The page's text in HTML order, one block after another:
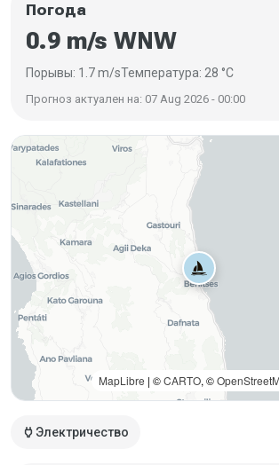
power Электричество
Погода
0.9 m/s WNW
Порывы: 1.7 m/sТемпература: 28 °C
Прогноз актуален на: 07 Aug 2026 - 00:00
MapLibre | ©CARTO, ©